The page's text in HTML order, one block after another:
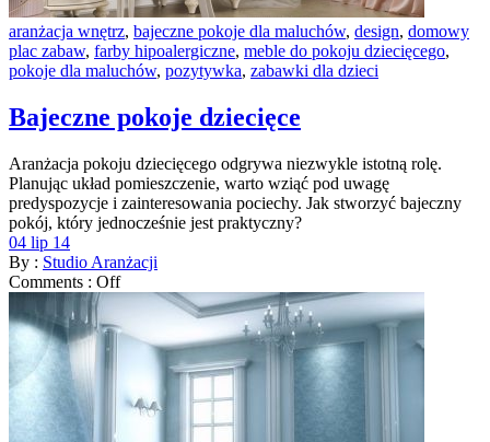
aranżacja wnętrz, bajeczne pokoje dla maluchów, design, domowy
plac zabaw, farby hipoalergiczne, meble do pokoju dziecięcego,
pokoje dla maluchów, pozytywka, zabawki dla dzieci
Bajeczne pokoje dziecięce
Aranżacja pokoju dziecięcego odgrywa niezwykle istotną rolę.
Planując układ pomieszczenie, warto wziąć pod uwagę
predyspozycje i zainteresowania pociechy. Jak stworzyć bajeczny
pokój, który jednocześnie jest praktyczny?
04 lip 14
By : Studio Aranżacji
Comments : Off